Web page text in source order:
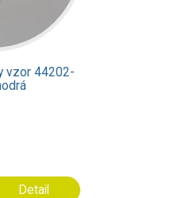
vzor 44202-
Detail